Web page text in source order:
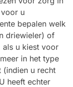
u
bepalen welk
driewieler) of
als u kiest voor
in het type
u recht
heeft echter